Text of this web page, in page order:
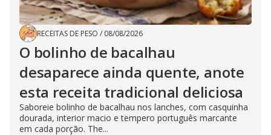
RECEITAS DE PESO / 08/08/2026
O bolinho de bacalhau
desaparece ainda quente, anote
esta receita tradicional deliciosa
Saboreie bolinho de bacalhau nos lanches, com casquinha
dourada, interior macio e tempero português marcante
em cada porção. The...